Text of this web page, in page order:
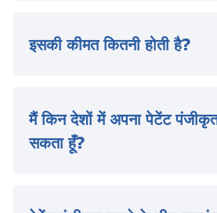
इसकी कीमत कितनी होती है?
मैं किन देशों में अपना पेटेंट
सकता हूँ?